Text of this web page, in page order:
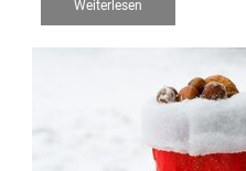
Weiterlesen